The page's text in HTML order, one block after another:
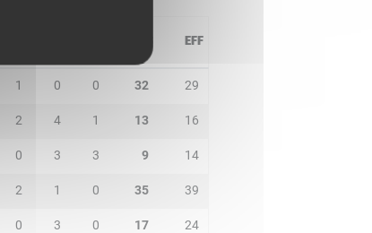
EFF
1 0 0 32 29
2 4 1 13 16
0 3 3 9 14
2 1 0 35 39
0 3 0 17 24